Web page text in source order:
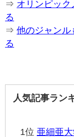
⇒ オリンピッ
る
⇒ 他のジャンル
る
人気記事ラン
1位 亜細亜